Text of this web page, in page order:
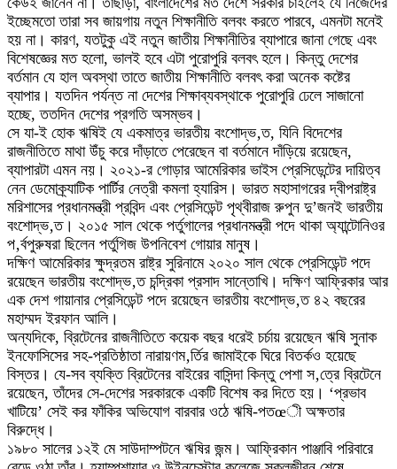
ইচ্ছেমতো তারা সব জায়গায় নতুন শিক্ষানীতি বলবং করতে পারবে, এমনটা মনেই
হয় না। কারণ, যতটুকু এই নতুন জাতীয় শিক্ষানীতির ব্যাপারে জানা গেছে এবং
বিশেষজ্ঞের মত হলো, ভালই হবে এটা পুরোপুরি বলবৎ হলে। কিন্তু দেশের
বর্তমান যে হাল অবস্থা তাতে জাতীয় শিক্ষানীতি বলবৎ করা অনেক কষ্টের
ব্যাপার। যতদিন পর্যন্ত না দেশের শিক্ষাব্যবস্থাকে পুরোপুরি ঢেলে সাজানো
হচ্ছে, ততদিন দেশের প্রগতি অসম্ভব।
সে যা-ই হোক ঋষিই যে একমাত্র ভারতীয় বংশোদ্ভ‚ত, যিনি বিদেশের
রাজনীতিতে মাথা উঁচু করে দাঁড়াতে পেরেছেন বা বর্তমানে দাঁড়িয়ে রয়েছেন,
ব্যাপারটা এমন নয়। ২০২১-র গোড়ার আমেরিকার ভাইস প্রেসিডেন্টের দায়িত্ব
নেন ডেমোক্র্যাটিক পার্টির নেত্রী কমলা হ্যারিস। ভারত মহাসাগরের দ্বীপরাষ্ট্র
মরিশাসের প্রধানমন্ত্রী প্রবিন্দ এবং প্রেসিডেন্ট পৃথ্বীরাজ রুপুন দু’জনই ভারতীয়
বংশোদ্ভ‚ত। ২০১৫ সাল থেকে পর্তুগালের প্রধানমন্ত্রী পদে থাকা অ্যান্টোনিওর
প‚র্বপুরুষরা ছিলেন পর্তুগিজ উপনিবেশ গোয়ার মানুষ।
দক্ষিণ আমেরিকার ক্ষুদ্রতম রাষ্ট্র সুরিনামে ২০২০ সাল থেকে প্রেসিডেন্ট পদে
রয়েছেন ভারতীয় বংশোদ্ভ‚ত চন্দ্রিকা প্রসাদ সান্তোখি। দক্ষিণ আফ্রিকার আর
এক দেশ গায়ানার প্রেসিডেন্ট পদে রয়েছেন ভারতীয় বংশোদ্ভ‚ত ৪২ বছরের
মহাম্মদ ইরফান আলি।
অন্যদিকে, ব্রিটেনের রাজনীতিতে কয়েক বছর ধরেই চর্চায় রয়েছেন ঋষি সুনাক
ইনফোসিসের সহ-প্রতিষ্ঠাতা নারায়ণম‚র্তির জামাইকে ঘিরে বিতর্কও হয়েছে
বিস্তর। যে-সব ব্যক্তি ব্রিটেনের বাইরের বাসিন্দা কিন্তু পেশা স‚ত্রে ব্রিটেনে
রয়েছেন, তাঁদের সে-দেশের সরকারকে একটি বিশেষ কর দিতে হয়। ‘প্রভাব
খাটিয়ে’ সেই কর ফাঁকির অভিযোগ বারবার ওঠে ঋষি-পতœী অক্ষতার
বিরুদ্ধে।
১৯৮০ সালের ১২ই মে সাউদাম্পটনে ঋষির জন্ম। আফ্রিকান পাঞ্জাবি পরিবারে